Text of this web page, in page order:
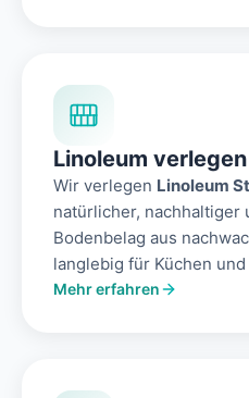
Linoleum verlegen
Wir verlegen Linoleum
natürlicher, nachhaltiger
Bodenbelag aus
langlebig für Küchen
Mehr erfahren